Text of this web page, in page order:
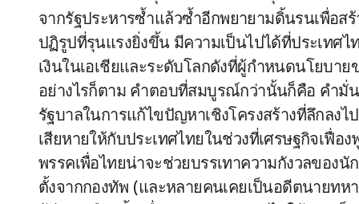
จากรัฐประหารซ้ำแล้วซ้ำอีกพยายามดิ้นรนเพื่อส
ปฏิรูปที่รุนแรงยิ่งขึ้น มีความเป็นไปได้ที่ประเทศ
เงินในเอเชียและระดับโลกดังที่ผู้กำหนดนโยบา
อย่างไรก็ตาม คำตอบที่สมบูรณ์กว่านั้นก็คือ คำ
รัฐบาลในการแก้ไขปัญหาเชิงโครงสร้างที่ลึกลง
เสียหายให้กับประเทศไทยในช่วงที่เศรษฐกิจเฟื่
พรรคเพื่อไทยน่าจะช่วยบรรเทาความกังวลของ
ตั้งจากกองทัพ (และหลายคนเคยเป็นอดีตนายทห